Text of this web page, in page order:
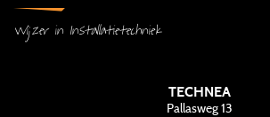
Wijzer in Installatietechniek
TECHNEA
Pallasweg 13